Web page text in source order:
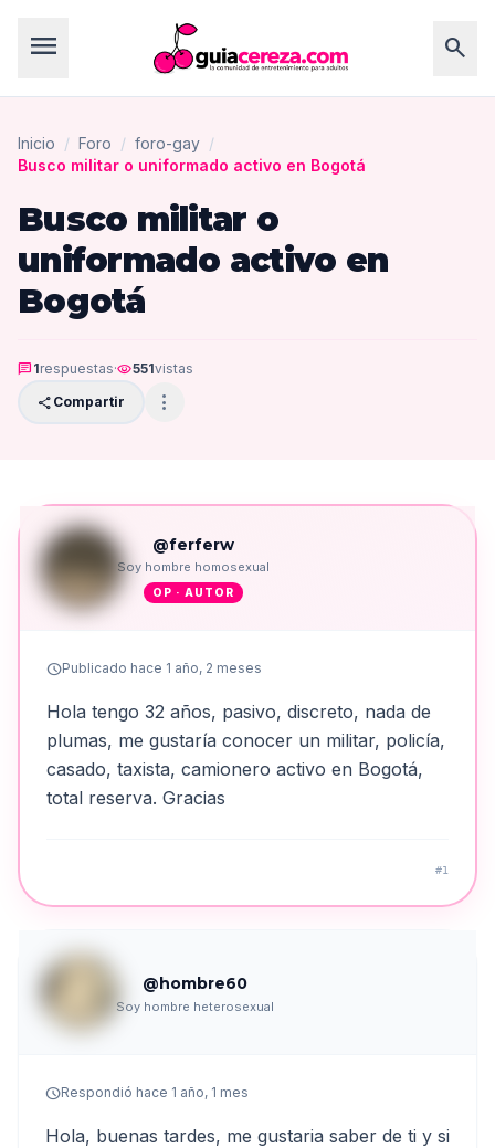
menu search
Inicio / Foro / foro-gay /
Busco militar o uniformado activo en Bogotá
Busco militar o
uniformado activo en
Bogotá
chat 1respuestas·visibility551vistas
share Compartir more_vert
@ferferw
Soy hombre homosexual
OP · AUTOR
schedulePublicado hace 1 año, 2 meses
Hola tengo 32 años, pasivo, discreto, nada de
plumas, me gustaría conocer un militar, policía,
casado, taxista, camionero activo en Bogotá,
total reserva. Gracias
#1
@hombre60
Soy hombre heterosexual
scheduleRespondió hace 1 año, 1 mes
Hola, buenas tardes, me gustaria saber de ti y si